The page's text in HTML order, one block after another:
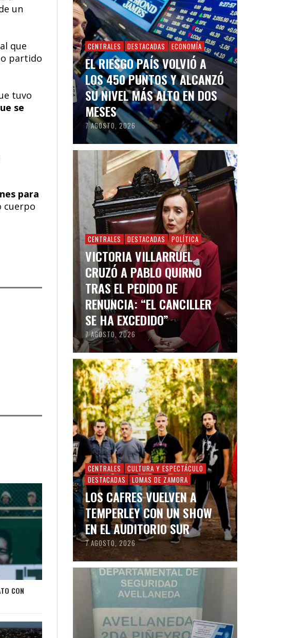
un
que
partido
tuvo
se
para
cuerpo
CON
CENTRALES DESTACADAS ECONOMÍA
EL RIESGO PAÍS VOLVIÓ A
LOS 450 PUNTOS Y ALCANZÓ
SU NIVEL MÁS ALTO EN DOS
MESES
7 AGOSTO, 2026
CENTRALES DESTACADAS POLÍTICA
VICTORIA VILLARRUEL
CRUZÓ A PABLO QUIRNO
TRAS EL PEDIDO DE
RENUNCIA: “EL CANCILLER
SE HA EXCEDIDO”
7 AGOSTO, 2026
CENTRALES
CULTURA Y ESPECTÁCULO
DESTACADAS
LOMAS DE ZAMORA
LOS CAFRES VUELVEN A
TEMPERLEY CON UN SHOW
EN EL AUDITORIO SUR
7 AGOSTO, 2026